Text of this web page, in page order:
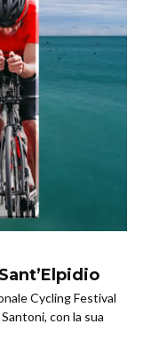
Cycling Festival
con la sua